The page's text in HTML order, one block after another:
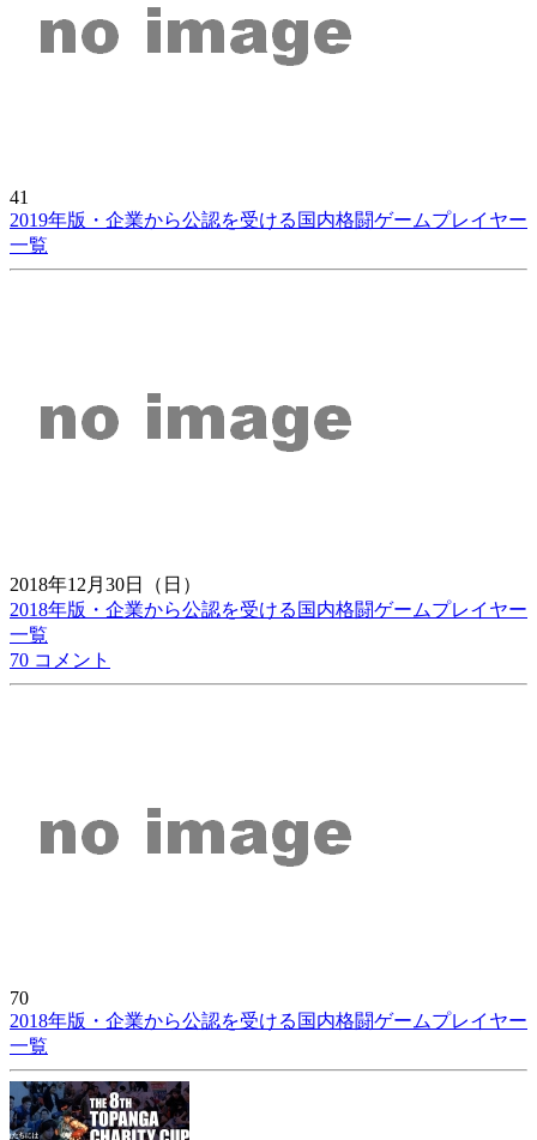
41
2019年版・企業から公認を受ける国内格闘ゲームプレイヤー
一覧
2018年12月30日（日）
2018年版・企業から公認を受ける国内格闘ゲームプレイヤー
一覧
70 コメント
70
2018年版・企業から公認を受ける国内格闘ゲームプレイヤー
一覧